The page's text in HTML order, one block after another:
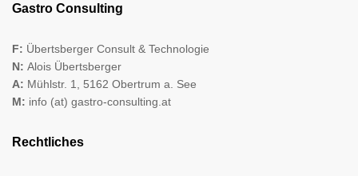
Gastro Consulting
F: Übertsberger Consult & Technologie
N: Alois Übertsberger
A: Mühlstr. 1, 5162 Obertrum a. See
M: info (at) gastro-consulting.at
Rechtliches